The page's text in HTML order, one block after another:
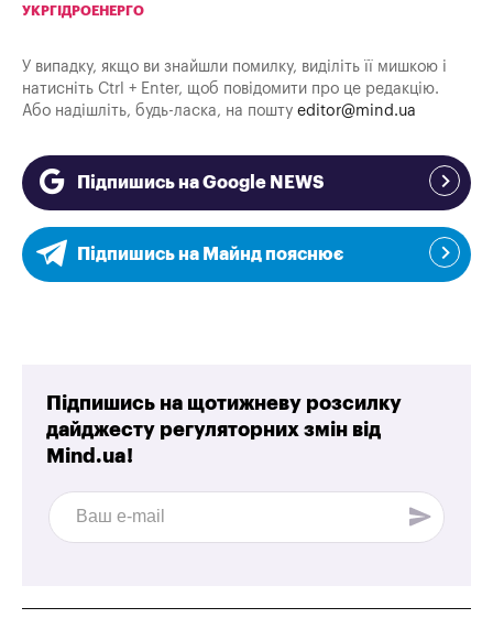
УКРГІДРОЕНЕРГО
У випадку, якщо ви знайшли помилку, виділіть її мишкою і
натисніть Ctrl + Enter, щоб повідомити про це редакцію.
Або надішліть, будь-ласка, на пошту editor@mind.ua
Підпишись на Google NEWS
Підпишись на Майнд пояснює
Підпишись на щотижневу розсилку
дайджесту регуляторних змін від
Mind.ua!